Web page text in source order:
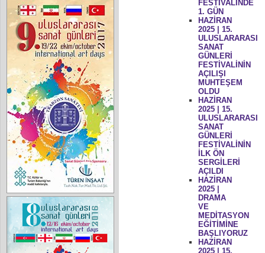
FESTİVALİNDE
1. GÜN
HAZİRAN
2025 | 15.
ULUSLARARASI
SANAT
GÜNLERİ
FESTİVALİNİN
AÇILIŞI
MUHTEŞEM
OLDU
HAZİRAN
2025 | 15.
ULUSLARARASI
SANAT
GÜNLERİ
FESTİVALİNİN
İLK ÖN
SERGİLERİ
AÇILDI
HAZİRAN
2025 |
DRAMA
VE
MEDİTASYON
EĞİTİMİNE
BAŞLIYORUZ
HAZİRAN
2025 | 15.